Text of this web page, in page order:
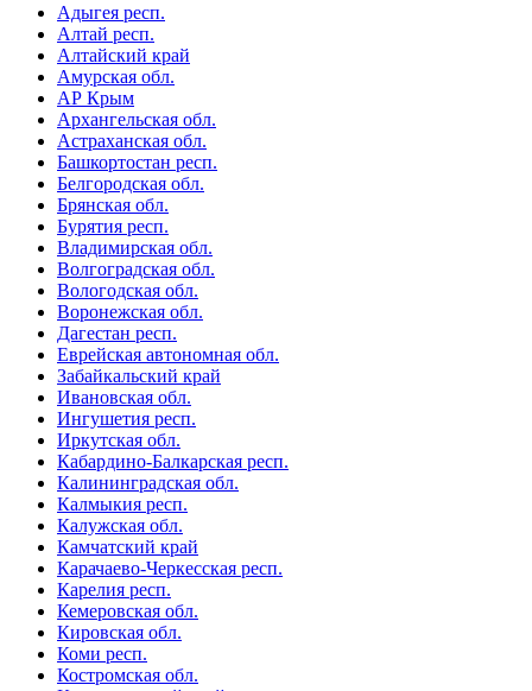
Адыгея респ.
Алтай респ.
Алтайский край
Амурская обл.
АР Крым
Архангельская обл.
Астраханская обл.
Башкортостан респ.
Белгородская обл.
Брянская обл.
Бурятия респ.
Владимирская обл.
Волгоградская обл.
Вологодская обл.
Воронежская обл.
Дагестан респ.
Еврейская автономная обл.
Забайкальский край
Ивановская обл.
Ингушетия респ.
Иркутская обл.
Кабардино-Балкарская респ.
Калининградская обл.
Калмыкия респ.
Калужская обл.
Камчатский край
Карачаево-Черкесская респ.
Карелия респ.
Кемеровская обл.
Кировская обл.
Коми респ.
Костромская обл.